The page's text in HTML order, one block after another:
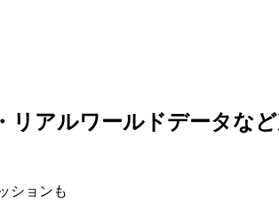
リアルワールドデータ
ションも